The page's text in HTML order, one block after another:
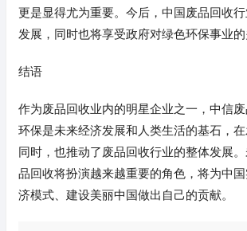
更是显得尤为重要。今后，中国废品回收
发展，同时也将享受政府对绿色环保事业的
结语
作为废品回收业内的明星企业之一，中信
环保是未来经济发展和人类生活的基石，
同时，也推动了废品回收行业的整体发展
品回收将扮演越来越重要的角色，将为中
济模式、建设美丽中国做出自己的贡献。